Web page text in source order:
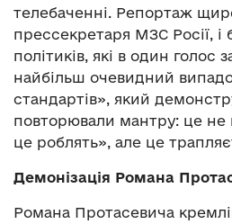
телебаченні. Репортаж
прессекретаря МЗС Росії, і
політиків, які в один голос
найбільш очевидний
стандартів», який
повторювали мантру: це не
це роблять», але це
Демонізація Романа
Романа Протасевича